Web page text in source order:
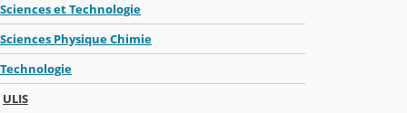
Sciences et Technologie
Sciences Physique Chimie
Technologie
ULIS